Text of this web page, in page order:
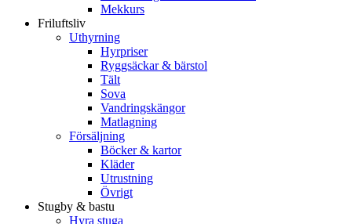
Mekkurs
Friluftsliv
Uthyrning
Hyrpriser
Ryggsäckar & bärstol
Tält
Sova
Vandringskängor
Matlagning
Försäljning
Böcker & kartor
Kläder
Utrustning
Övrigt
Stugby & bastu
Hyra stuga